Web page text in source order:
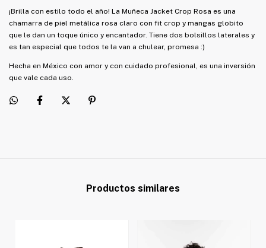
¡Brilla con estilo todo el año! La Muñeca Jacket Crop Rosa es una
chamarra de piel metálica rosa claro con fit crop y mangas globito
que le dan un toque único y encantador. Tiene dos bolsillos laterales y
es tan especial que todos te la van a chulear, promesa :)
Hecha en México con amor y con cuidado profesional, es una inversión
que vale cada uso.
Productos similares